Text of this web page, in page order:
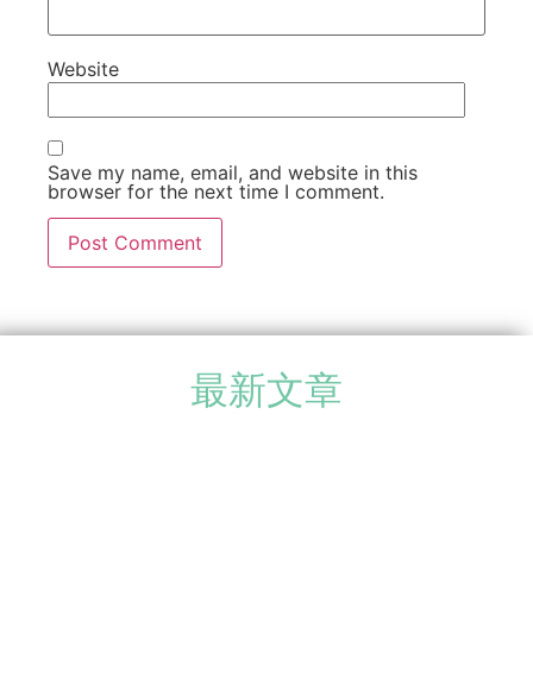
Website
Save my name, email, and website in this
browser for the next time I comment.
最新文章